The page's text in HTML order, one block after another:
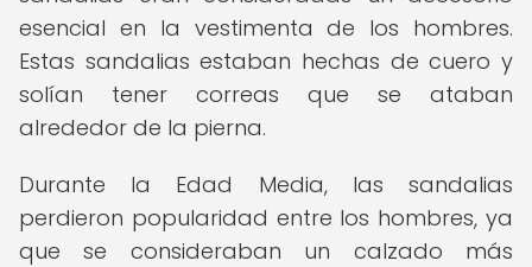
esencial en la vestimenta de los hombres.
Estas sandalias estaban hechas de cuero y
solían tener correas que se ataban
alrededor de la pierna.
Durante la Edad Media, las sandalias
perdieron popularidad entre los hombres, ya
que se consideraban un calzado más